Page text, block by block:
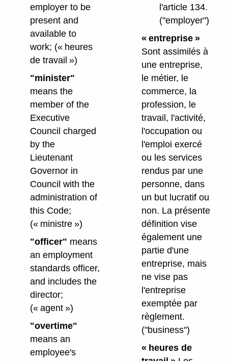
employer to be
present and
available to
work; (« heures
de travail »)
"minister"
means the
member of the
Executive
Council charged
by the
Lieutenant
Governor in
Council with the
administration of
this Code;
(« ministre »)
"officer" means
an employment
standards officer,
and includes the
director;
(« agent »)
"overtime"
means an
employee's
l'article 134.
("employer")
« entreprise »
Sont assimilés à
une entreprise,
le métier, le
commerce, la
profession, le
travail, l'activité,
l'occupation ou
l'emploi exercé
ou les services
rendus par une
personne, dans
un but lucratif ou
non. La présente
définition vise
également une
partie d'une
entreprise, mais
ne vise pas
l'entreprise
exemptée par
règlement.
("business")
« heures de